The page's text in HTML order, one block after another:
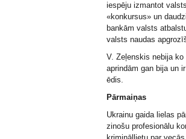
iespēju izmantot
«konkursus» un
bankām valsts
valsts naudas
V. Zeļenskis nebija
aprindām gan bija un
ēdis.
Pārmaiņas
Ukrainu gaida lielas
zinošu profesionālu